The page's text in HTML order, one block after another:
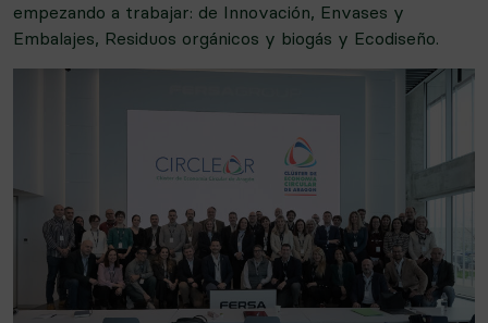
empezando a trabajar: de Innovación, Envases y
Embalajes, Residuos orgánicos y biogás y Ecodiseño.